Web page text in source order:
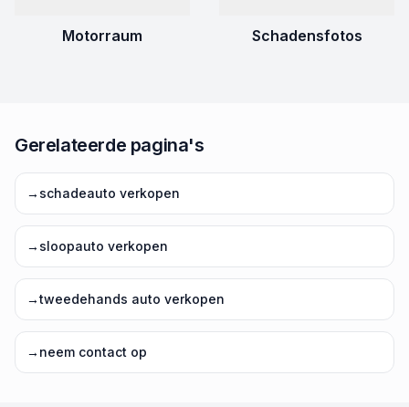
Motorraum Schadensfotos
Gerelateerde pagina's
→ schadeauto verkopen
→ sloopauto verkopen
→tweedehands auto verkopen
→ neem contact op